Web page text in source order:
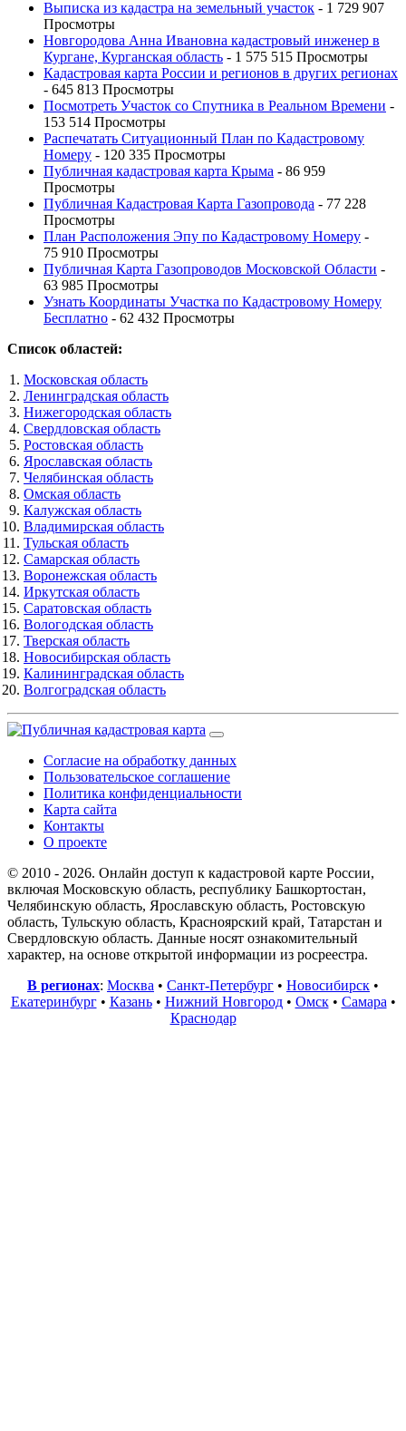
Выписка из кадастра на земельный участок - 1 729 907
Просмотры
Новгородова Анна Ивановна кадастровый инженер в
Кургане, Курганская область - 1 575 515 Просмотры
Кадастровая карта России и регионов в других регионах
- 645 813 Просмотры
Посмотреть Участок со Спутника в Реальном Времени -
153 514 Просмотры
Распечатать Ситуационный План по Кадастровому
Номеру - 120 335 Просмотры
Публичная кадастровая карта Крыма - 86 959
Просмотры
Публичная Кадастровая Карта Газопровода - 77 228
Просмотры
План Расположения Эпу по Кадастровому Номеру -
75 910 Просмотры
Публичная Карта Газопроводов Московской Области -
63 985 Просмотры
Узнать Координаты Участка по Кадастровому Номеру
Бесплатно - 62 432 Просмотры
Список областей:
Московская область
Ленинградская область
Нижегородская область
Свердловская область
Ростовская область
Ярославская область
Челябинская область
Омская область
Калужская область
Владимирская область
Тульская область
Самарская область
Воронежская область
Иркутская область
Саратовская область
Вологодская область
Тверская область
Новосибирская область
Калининградская область
Волгоградская область
Согласие на обработку данных
Пользовательское соглашение
Политика конфиденциальности
Карта сайта
Контакты
О проекте
© 2010 - 2026. Онлайн доступ к кадастровой карте России,
включая Московскую область, республику Башкортостан,
Челябинскую область, Ярославскую область, Ростовскую
область, Тульскую область, Красноярский край, Татарстан и
Свердловскую область. Данные носят ознакомительный
характер, на основе открытой информации из росреестра.
В регионах: Москва • Санкт-Петербург • Новосибирск •
Екатеринбург• Казань• Нижний Новгород• Омск• Самара •
Краснодар